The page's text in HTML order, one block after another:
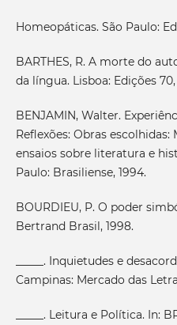
Homeopáticas. São Paulo:
BARTHES, R. A morte do
da língua. Lisboa: Edições 70,
BENJAMIN, Walter.
Reflexões: Obras
ensaios sobre literatura e
Paulo: Brasiliense, 1994.
BOURDIEU, P. O poder
Bertrand Brasil, 1998.
_____. Inquietudes e
Campinas: Mercado das
_____. Leitura e Política. In: